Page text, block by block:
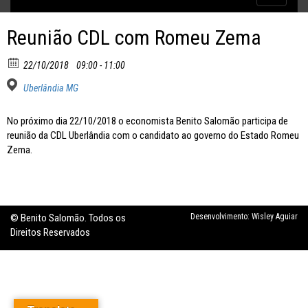
Reunião CDL com Romeu Zema
22/10/2018 09:00 - 11:00
Uberlândia MG
No próximo dia 22/10/2018 o economista Benito Salomão participa de
reunião da CDL Uberlândia com o candidato ao governo do Estado Romeu
Zema.
© Benito Salomão. Todos os
Direitos Reservados
Desenvolvimento: Wisley Aguiar